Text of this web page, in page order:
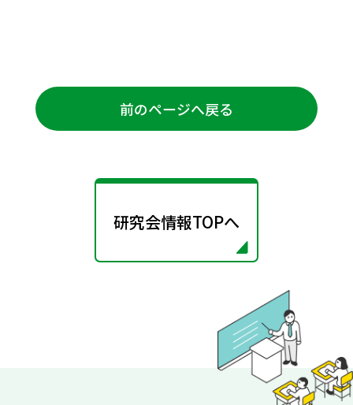
前のページへ戻る
研究会情報TOPへ